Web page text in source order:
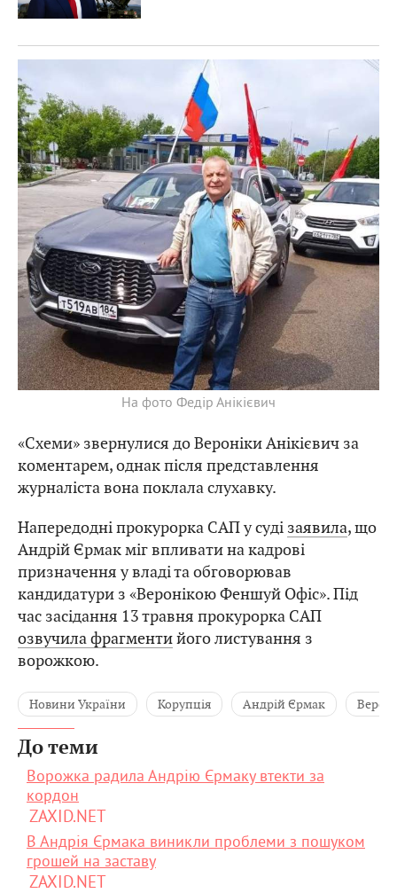
На фото Федір Анікієвич
«Схеми» звернулися до Вероніки Анікієвич за
коментарем, однак після представлення
журналіста вона поклала слухавку.
Напередодні прокурорка САП у суді заявила, що
Андрій Єрмак міг впливати на кадрові
призначення у владі та обговорював
кандидатури з «Веронікою Феншуй Офіс». Під
час засідання 13 травня прокурорка САП
озвучила фрагментийого листування з
ворожкою.
Новини України Корупція Андрій Єрмак
До теми
Ворожка радила Андрію Єрмаку втекти за
кордон
ZAXID.NET
В Андрія Єрмака виникли проблеми з пошуком
грошей на заставу
ZAXID.NET